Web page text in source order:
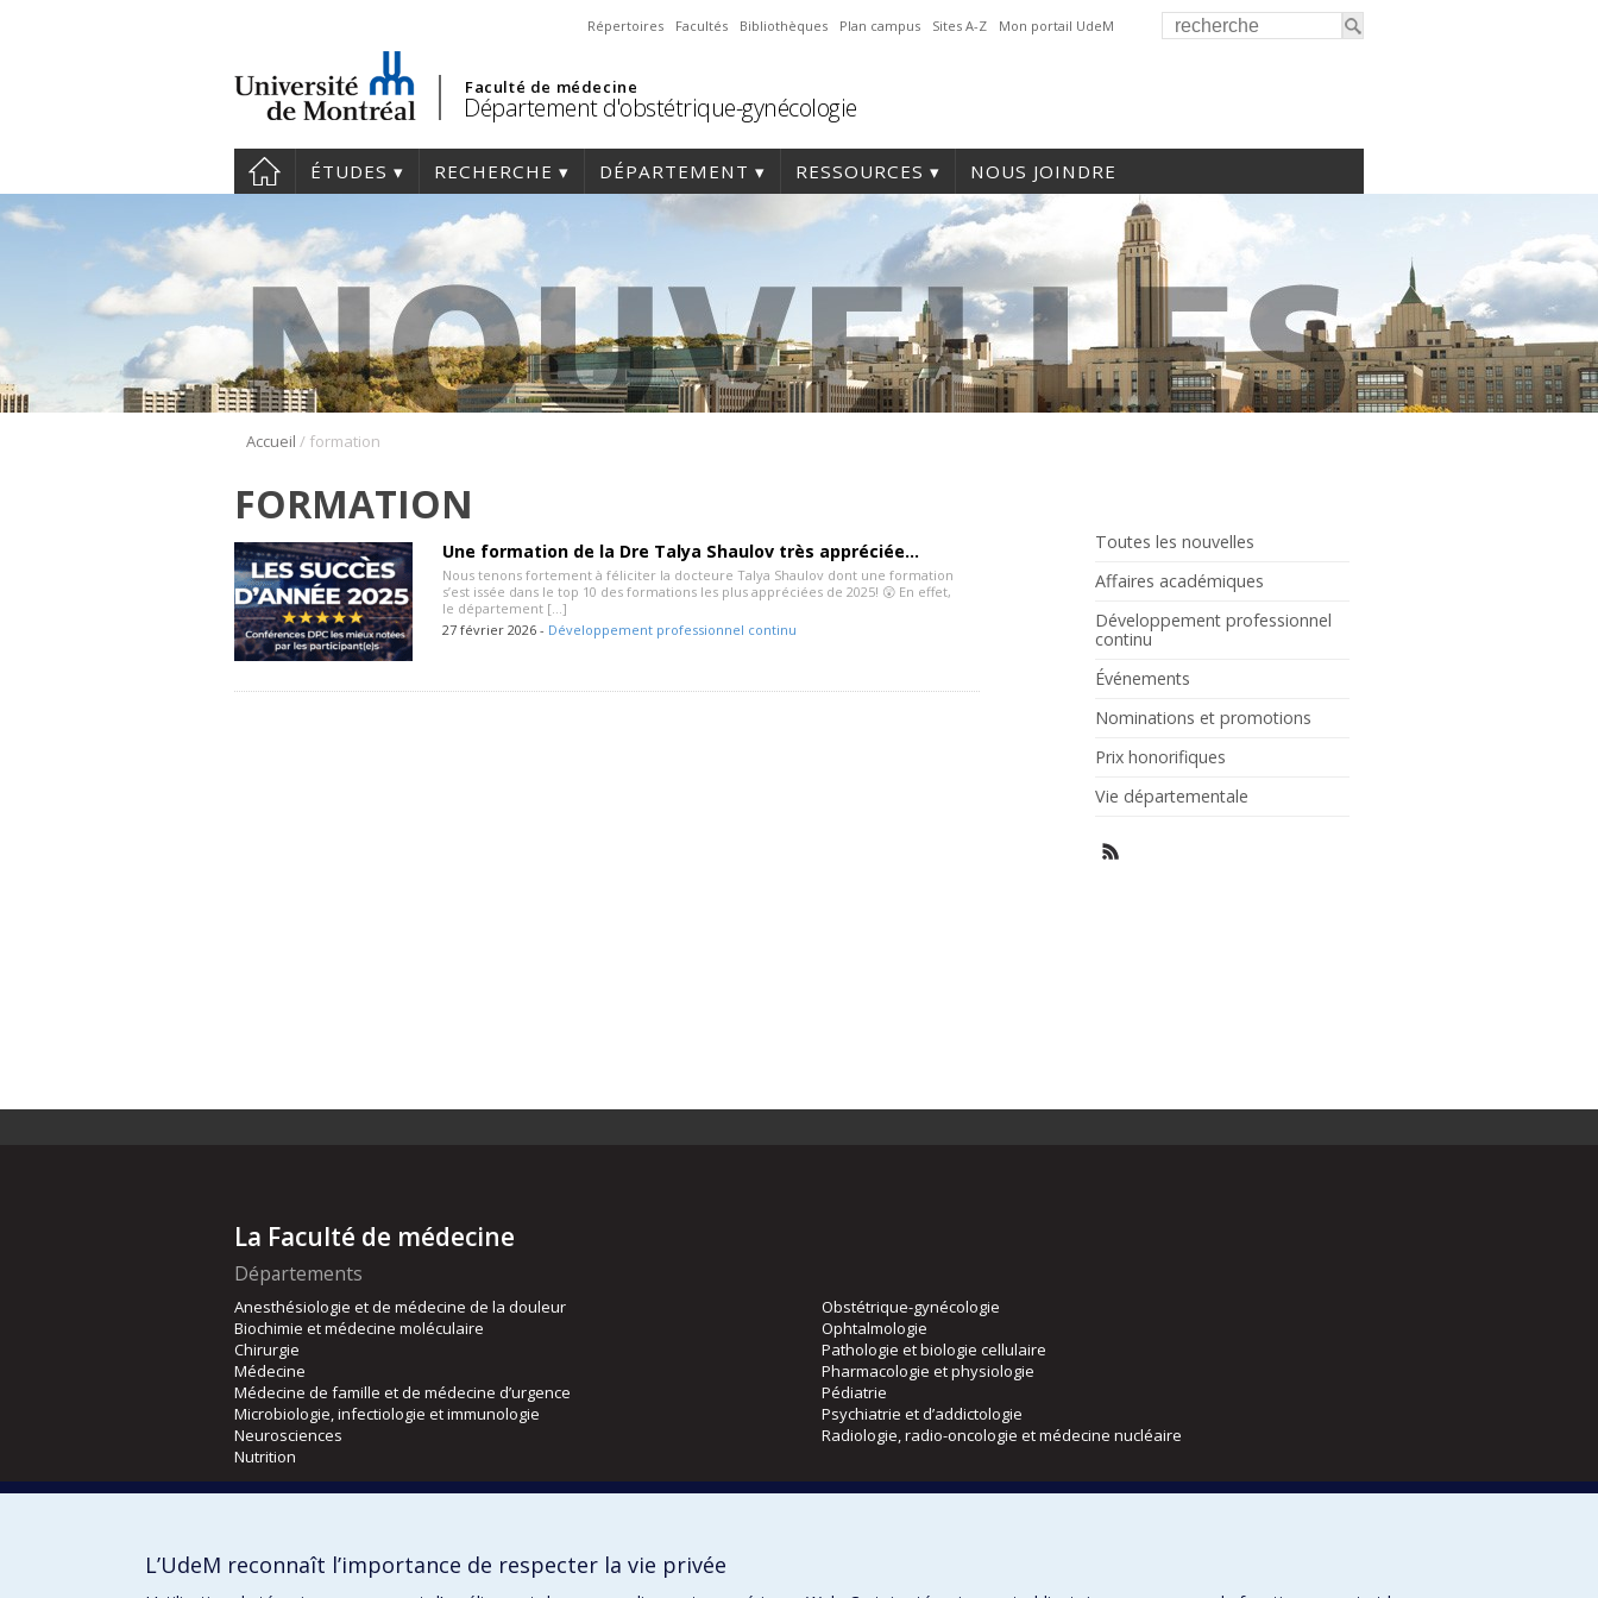
Répertoires Facultés Bibliothèques Plan campus Sites A-Z Mon portail UdeM
Faculté de médecine
Département d'obstétrique-gynécologie
ÉTUDES RECHERCHE DÉPARTEMENT RESSOURCES NOUS JOINDRE
Accueil / formation
FORMATION
Une formation de la Dre Talya Shaulov très appréciée…
Nous tenons fortement à féliciter la docteure Talya Shaulov dont une formation
s’est issée dans le top 10 des formations les plus appréciées de 2025! 😲 En effet,
le département […]
27 février 2026 - Développement professionnel continu
Toutes les nouvelles
Affaires académiques
Développement professionnel
continu
Événements
Nominations et promotions
Prix honorifiques
Vie départementale
La Faculté de médecine
Départements
Anesthésiologie et de médecine de la douleur
Biochimie et médecine moléculaire
Chirurgie
Médecine
Médecine de famille et de médecine d’urgence
Microbiologie, infectiologie et immunologie
Neurosciences
Nutrition
Obstétrique-gynécologie
Ophtalmologie
Pathologie et biologie cellulaire
Pharmacologie et physiologie
Pédiatrie
Psychiatrie et d’addictologie
Radiologie, radio-oncologie et médecine nucléaire
Orthophonie et audiologie
L’UdeM reconnaît l’importance de respecter la vie privée